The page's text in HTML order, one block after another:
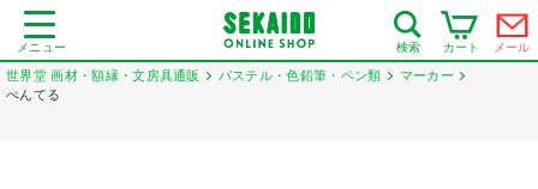
メニュー 検索 カート メール
世界堂 画材・額縁・文房具通販 パステル・色鉛筆・ペン類
マーカー
ぺんてる